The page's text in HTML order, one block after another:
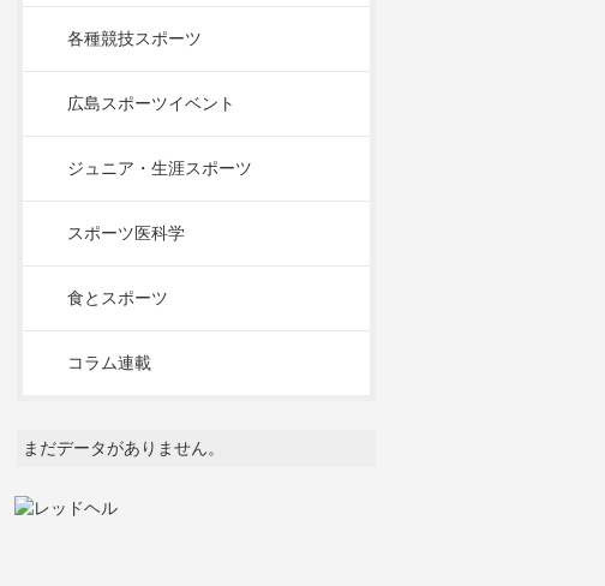
各種競技スポーツ
広島スポーツイベント
ジュニア・生涯スポーツ
スポーツ医科学
食とスポーツ
コラム連載
まだデータがありません。